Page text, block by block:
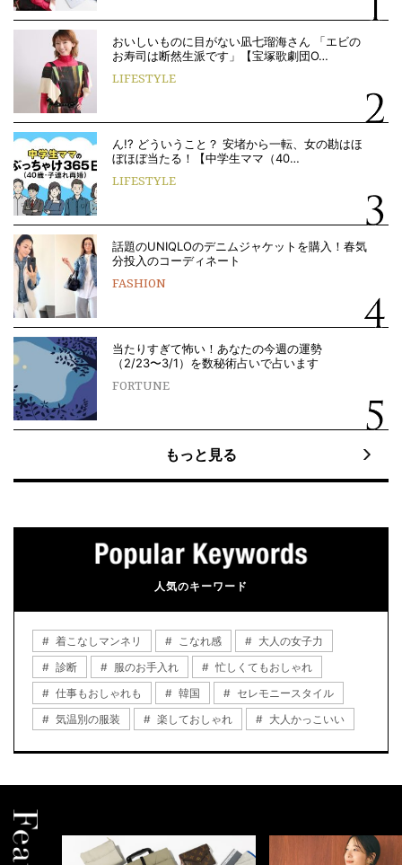
おいしいものに目がない凪七瑠海さん 「エビの
お寿司は断然生派です」【宝塚歌劇団O…
LIFESTYLE
ん!? どういうこと？ 安堵から一転、女の勘はほ
ぼほぼ当たる！【中学生ママ（40…
LIFESTYLE
話題のUNIQLOのデニムジャケットを購入！春気
分投入のコーディネート
FASHION
当たりすぎて怖い！あなたの今週の運勢
（2/23〜3/1）を数秘術占いで占います
FORTUNE
もっと見る
人気のキーワード
着こなしマンネリ こなれ感
大人の女子力
診断
服のお手入れ
忙しくてもおしゃれ
仕事もおしゃれも
韓国
セレモニースタイル
気温別の服装
楽しておしゃれ 大人かっこいい